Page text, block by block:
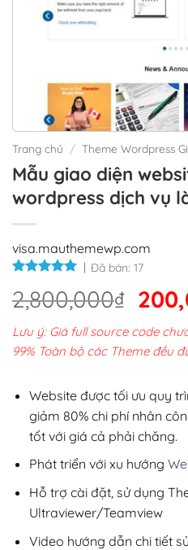
Trang chủ / Theme Wordpress
Mẫu giao diện
wordpress dịch vụ
visa.mauthemewp.com
Đã bán: 17
2,800,000₫ Giá
gốc
là:
Lưu ý: Giá full source code
99% Toàn bộ các Theme đều
Website được tối ưu quy
giảm 80% chi phí nhân
tốt với giá cả phải chăng.
Phát triển với xu hướng
Hỗ trợ cài đặt, sử dụng
Ultraviewer/Teamview
Video hướng dẫn chi tiết